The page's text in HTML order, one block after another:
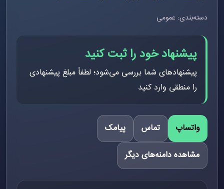
دسته‌بندی: عمومی
پیشنهاد خود را ثبت کنید
پیشنهادهای شما بررسی می‌شود؛ لطفاً مبلغ پیشنهادی
را منطقی وارد کنید
واتساپ تماس
پیامک
مشاهده دامنه‌های دیگر